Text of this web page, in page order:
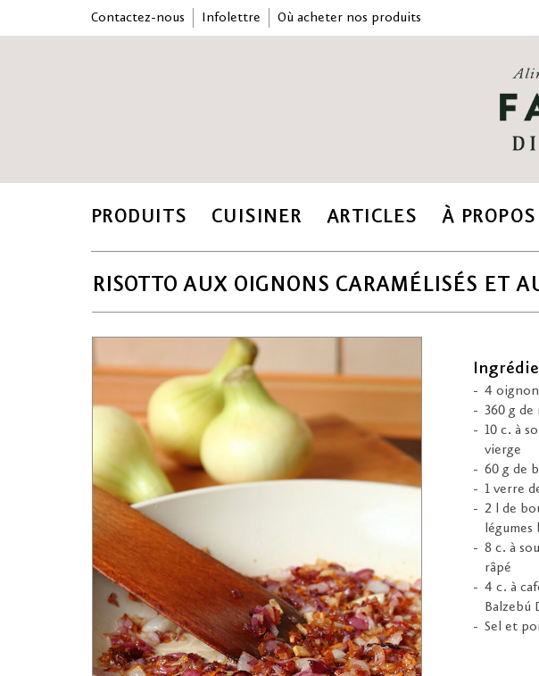
Contactez-nous Infolettre Où acheter nos produits
PRODUITS CUISINER ARTICLES À PROPOS
RISOTTO AUX OIGNONS CARAMÉLISÉS ET
4
360 g de
10 c. à
vierge
60 g de
1 verre
2 l de
8 c. à
râpé
4 c. à
Balzebú
Sel et